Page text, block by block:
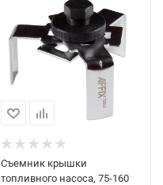
Съемник крышки
топливного насоса, 75-160